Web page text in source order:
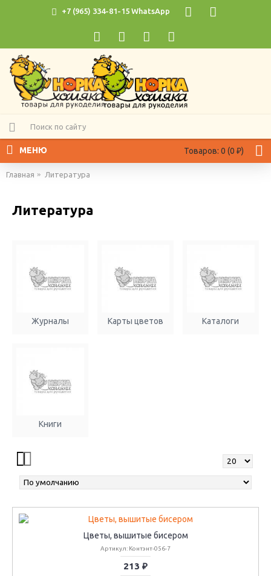
+7 (965) 334-81-15 WhatsApp
Товаров: 0 (0 ₽)
МЕНЮ
Главная Литература
Литература
Журналы Карты цветов Каталоги
Книги
Цветы, вышитые бисером
Артикул: Контэнт-056-7
213 ₽